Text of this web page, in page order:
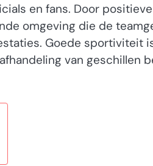
en fans. Door
omgeving die de
Goede sportiviteit
van geschillen